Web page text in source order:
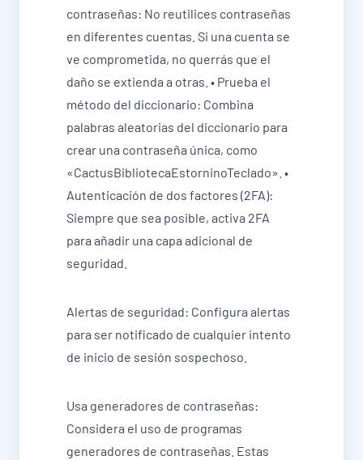
contraseñas: No reutilices contraseñas
en diferentes cuentas. Si una cuenta se
ve comprometida, no querrás que el
daño se extienda a otras. • Prueba el
método del diccionario: Combina
palabras aleatorias del diccionario para
crear una contraseña única, como
«CactusBibliotecaEstorninoTeclado». •
Autenticación de dos factores (2FA):
Siempre que sea posible, activa 2FA
para añadir una capa adicional de
seguridad.
Alertas de seguridad: Configura alertas
para ser notificado de cualquier intento
de inicio de sesión sospechoso.
Usa generadores de contraseñas:
Considera el uso de programas
generadores de contraseñas. Estas